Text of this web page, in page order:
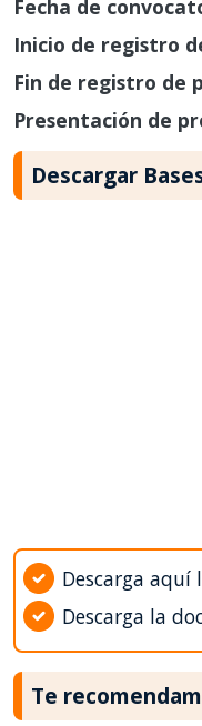
Fecha de
Inicio de registro
Fin de registro de
Presentación de
Descargar
Descarga aquí
Descarga la
Te